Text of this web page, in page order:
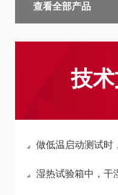
查看全部产品
技
做低温启动测试时，如何
湿热试验箱中，干湿球法与